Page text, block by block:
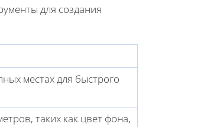
для создания
местах для быстрого
таких как цвет фона,